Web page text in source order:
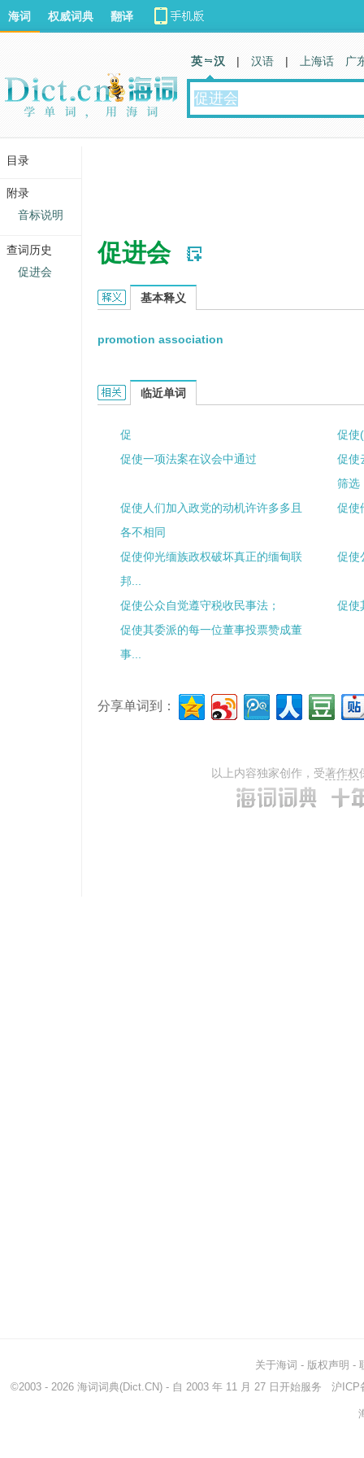
促进会
促进会的英文翻译
基本释义
promotion association
促进会的相关资料：
临近单词
促
促使
促使一项法案在议会中通过
促使
筛选
促使人们加入政党的动机许许多多且
各不相同
促使
促使仰光缅族政权破坏真正的缅甸联
邦...
促使
促使公众自觉遵守税收民事法；
促使
促使其委派的每一位董事投票赞成董
事...
分享单词到：
以上内容独家创作，受著作权
海词 权威词典 翻译
英 汉 | 汉语 | 上海话 广
关于海词 - 版权声明 -
©2003 - 2026 海词词典(Dict.CN) - 自 2003 年 11 月 27 日开始服务 沪ICP
目录
附录
音标说明
查词历史
促进会